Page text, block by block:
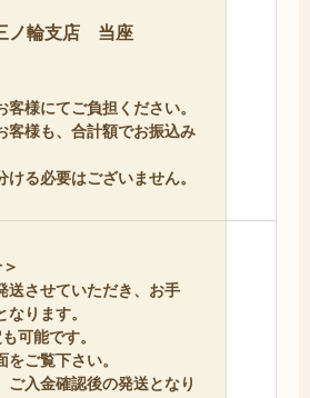
ノ輪支店 当座
様にてご負担ください。
様も、合計額でお振込み
る必要はございません。
させていただき、お手
ります。
可能です。
ご覧下さい。
ご入金確認後の発送となり